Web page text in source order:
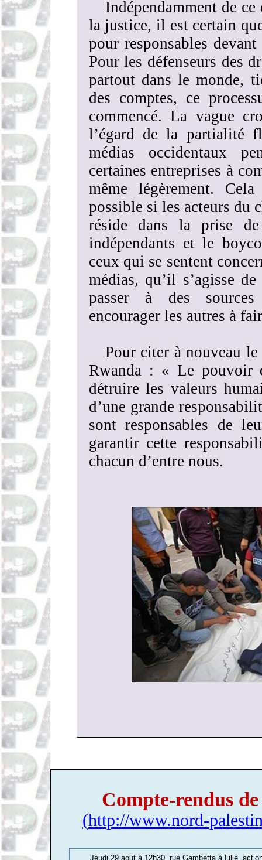
Indépendamment de
la justice, il est certain
pour responsables
Pour les défenseurs des
partout dans le monde,
des comptes, ce
commencé. La vague
l’égard de la partialité
médias occidentaux
certaines entreprises à
même légèrement.
possible si les acteurs du
réside dans la prise
indépendants et le
ceux qui se sentent
médias, qu’il s’agisse
passer à des sources
encourager les autres à
Pour citer à nouveau
Rwanda : « Le pouvoir
détruire les valeurs
d’une grande
sont responsables de
garantir cette
chacun d’entre nous.
Compte-rendus
(http://www.nord-
Jeudi 29 aout à 12h30, rue Gambetta à Lille,